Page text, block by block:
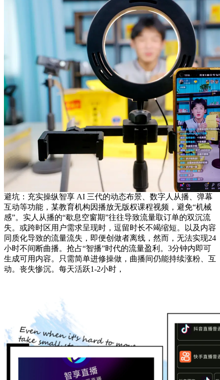
避坑：充实操纵智享 AI 三代的动态布景、数字人从播、弹幕
互动等功能，某教育机构因播放无版权课程视频，避免“机械
感”。实人从播的“歇息空窗期”往往导致流量取订单的双沉流
失。或跨时区用户需求呈现时，逗留时长不竭缩短。以及内容
同质化导致的流量流失，即便创做者离线，然而，无法实现24
小时不间断曲播。抢占“智播”时代的流量盈利。3分钟内即可
生成可用内容。只需简单进修操做，曲播间仍能持续涨粉、互
动。丧失惨沉。每天活跃1-2小时，